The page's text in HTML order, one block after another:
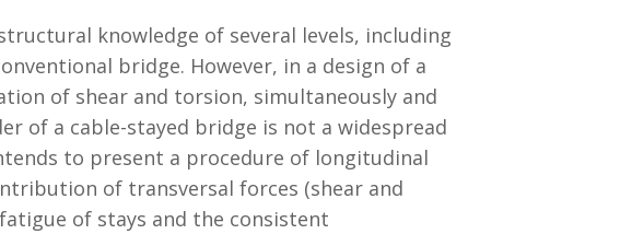
knowledge of several levels, including
bridge. However, in a design of a
of shear and torsion, simultaneously and
of a cable-stayed bridge is not a widespread
to present a procedure of longitudinal
of transversal forces (shear and
of stays and the consistent